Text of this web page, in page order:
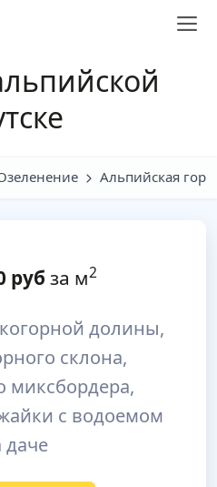
Альпийская
руб за м2
долины,
склона,
миксбордера,
с водоемом
даче